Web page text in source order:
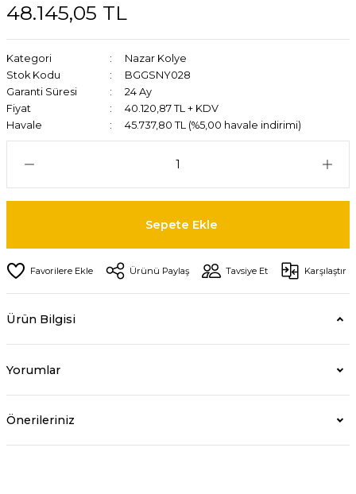
48.145,05 TL
Kategori
Nazar Kolye
Stok Kodu
BGGSNY028
Garanti Süresi
24 Ay
Fiyat
40.120,87 TL + KDV
Havale
45.737,80 TL (%5,00 havale indirimi)
Sepete Ekle
Ürünü Paylaş Tavsiye Et Karşılaştır
Ürün Bilgisi
Yorumlar
Önerileriniz